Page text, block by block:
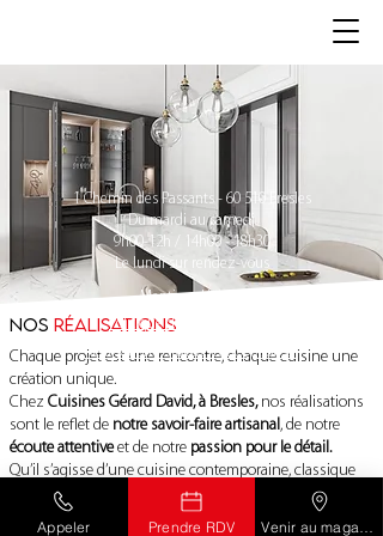
Nos réalisations
Chaque projet est une rencontre, chaque cuisine une
création unique.
Chez Cuisines Gérard David, à Bresles,nos réalisations
sont le reflet de notre savoir-faire artisanal, de notre
écoute attentiveet de notre passion pour le détail.
Qu’il s’agisse d’une cuisine contemporaine, classique
ou d’un relooking subtil, nous mettons tout en œuvre
pour concevoir des espaces à la fois esthétiques,
1 Chemin des Passants - 60 510 Bresles
Du mardi au samedi
9h00-12h / 14h00 - 18h30
Le lundi sur rendez-vous
Mentions légales
Politique de confidentialité
Réalisation : Arobaz Conception ©
Appeler Prendre RDV